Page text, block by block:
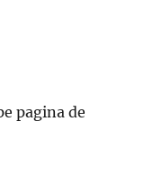
pagina de